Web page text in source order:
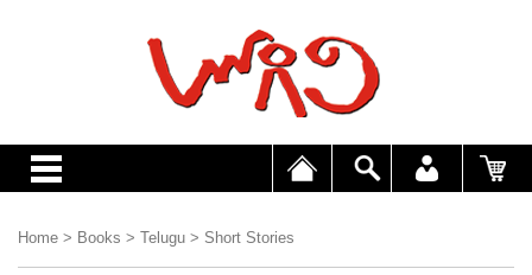
Home > Books > Telugu > Short Stories